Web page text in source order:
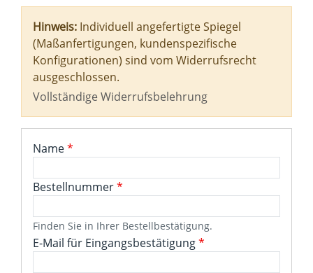
Hinweis: Individuell angefertigte Spiegel
(Maßanfertigungen, kundenspezifische
Konfigurationen) sind vom Widerrufsrecht
ausgeschlossen.
Vollständige Widerrufsbelehrung
Name*
Bestellnummer*
Finden Sie in Ihrer Bestellbestätigung.
E-Mail für Eingangsbestätigung*